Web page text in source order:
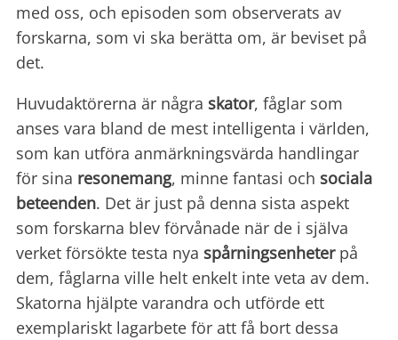
med oss, och episoden som observerats av
forskarna, som vi ska berätta om, är beviset på
det.
Huvudaktörerna är några skator, fåglar som
anses vara bland de mest intelligenta i världen,
som kan utföra anmärkningsvärda handlingar
för sina resonemang, minne fantasi och sociala
beteenden. Det är just på denna sista aspekt
som forskarna blev förvånade när de i själva
verket försökte testa nya spårningsenheterpå
dem, fåglarna ville helt enkelt inte veta av dem.
Skatorna hjälpte varandra och utförde ett
exemplariskt lagarbete för att få bort dessa